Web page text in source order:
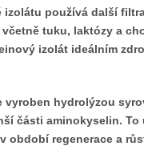
používá další
tuku, laktózy a
izolát ideálním
hydrolýzou
části aminokyselin.
období regenerace a